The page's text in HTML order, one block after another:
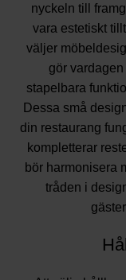
nyckeln till
vara estetiskt
väljer
gör
stapelbara
Dessa små
din restaurang
kompletterar
bör harmonisera
tråden i